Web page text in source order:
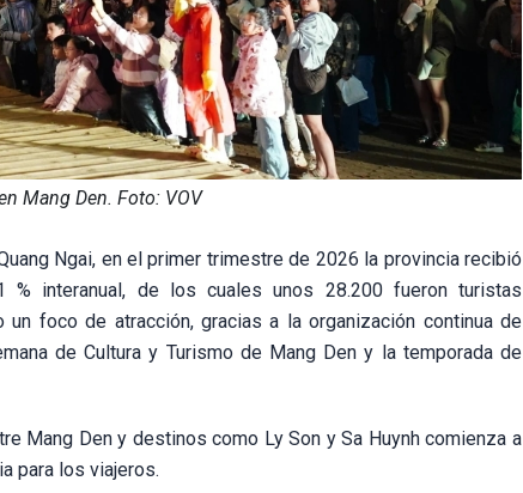
Mang Den. Foto: VOV
Ngai, en el primer trimestre de 2026 la provincia recibió
interanual, de los cuales unos 28.200 fueron turistas
foco de atracción, gracias a la organización continua de
de Cultura y Turismo de Mang Den y la temporada de
Mang Den y destinos como Ly Son y Sa Huynh comienza a
para los viajeros.